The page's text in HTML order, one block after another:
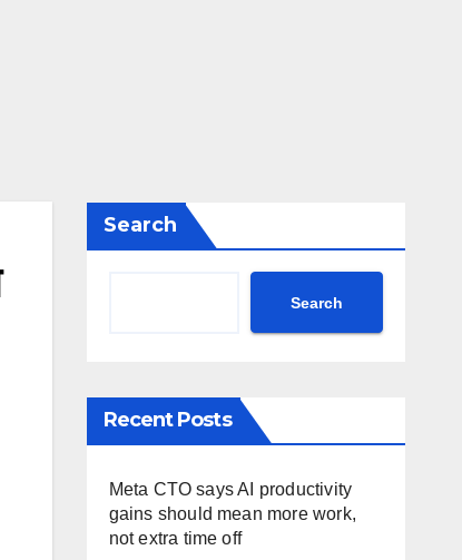
Search
Search
Recent Posts
Meta CTO says AI productivity
gains should mean more work,
not extra time off